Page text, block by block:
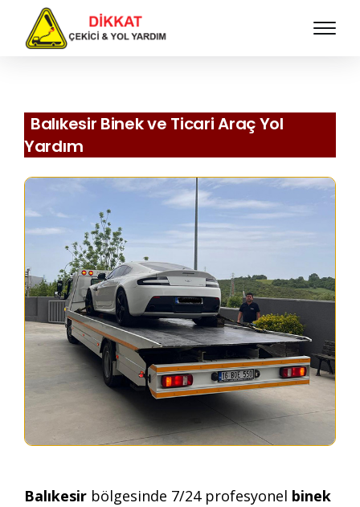
Balıkesir Binek ve Ticari Araç Yol
Yardım
Balıkesir bölgesinde 7/24 profesyonel binek